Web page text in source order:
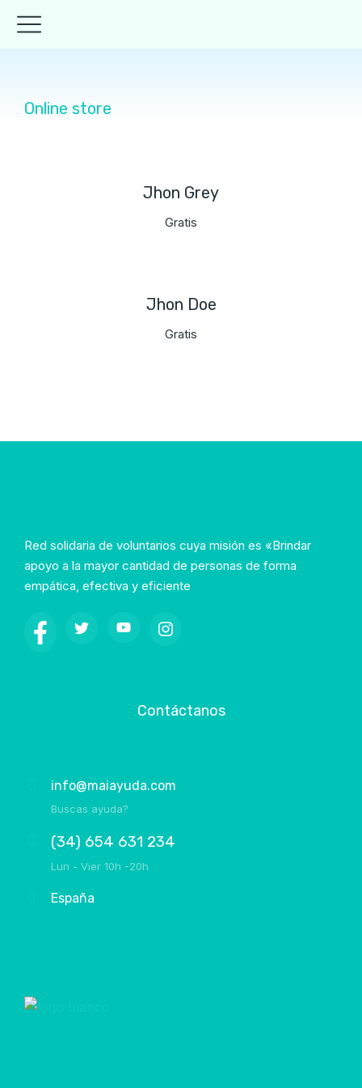
Online store
Jhon Grey
Gratis
Jhon Doe
Gratis
Red solidaria de voluntarios cuya misión es «Brindar
apoyo a la mayor cantidad de personas de forma
empática, efectiva y eficiente
Contáctanos
info@maiayuda.com
Buscas ayuda?
(34) 654 631 234
Lun - Vier 10h -20h
España